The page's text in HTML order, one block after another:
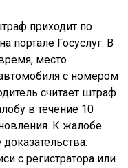
приходит по
портале Госуслуг. В
место
с номером
считает штраф
в течение 10
К жалобе
с регистратора или